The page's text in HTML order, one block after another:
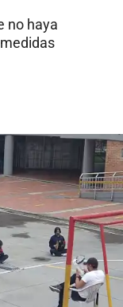
no haya